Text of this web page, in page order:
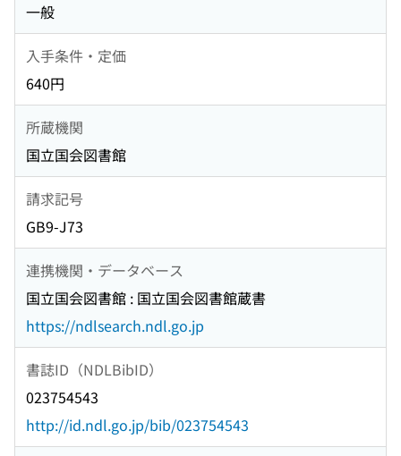
一般
入手条件・定価
640円
所蔵機関
国立国会図書館
請求記号
GB9-J73
連携機関・データベース
国立国会図書館 : 国立国会図書館蔵書
https://ndlsearch.ndl.go.jp
書誌ID（NDLBibID）
023754543
http://id.ndl.go.jp/bib/023754543